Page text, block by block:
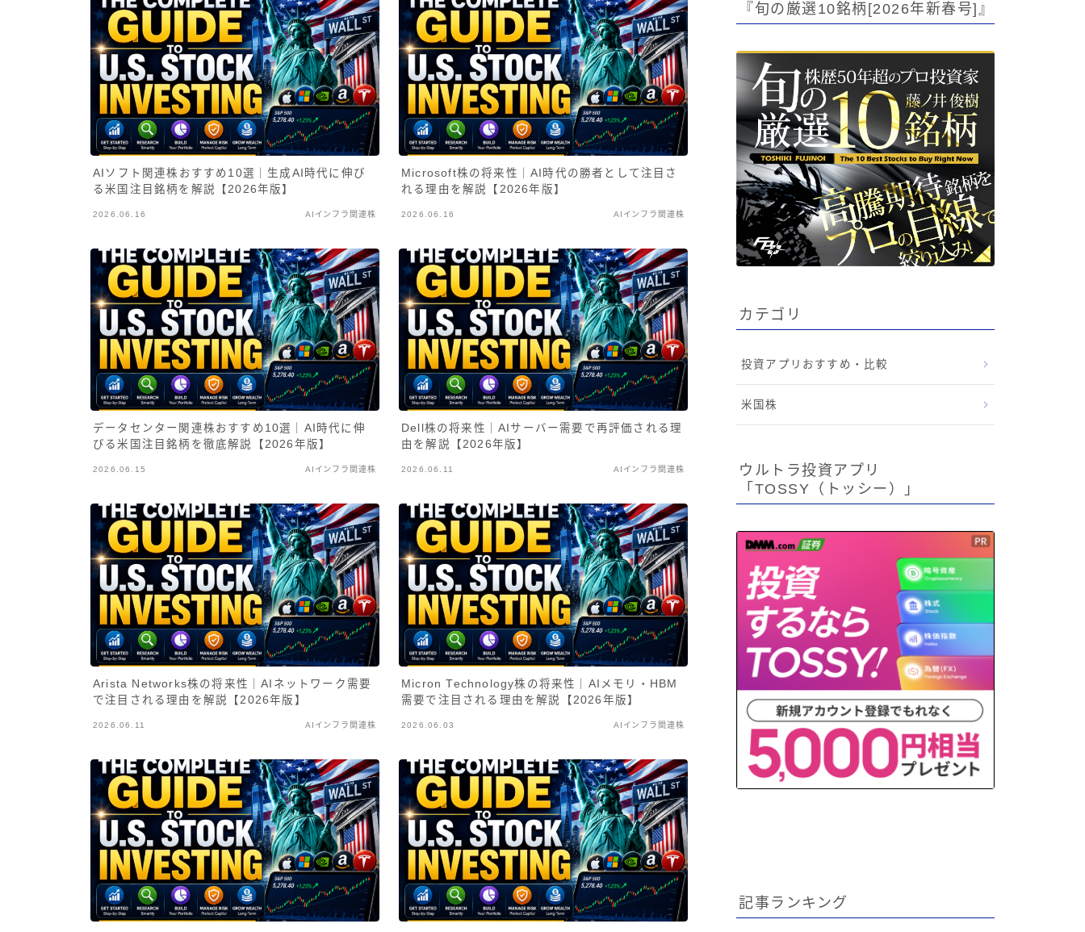
AIソフト関連株おすすめ10選｜生成AI時代に伸び
る米国注目銘柄を解説【2026年版】
2026.06.16 AIインフラ関連株
Microsoft株の将来性｜AI時代の勝者として注目さ
れる理由を解説【2026年版】
2026.06.16 AIインフラ関連株
データセンター関連株おすすめ10選｜AI時代に伸
びる米国注目銘柄を徹底解説【2026年版】
2026.06.15 AIインフラ関連株
Dell株の将来性｜AIサーバー需要で再評価される理
由を解説【2026年版】
2026.06.11 AIインフラ関連株
Arista Networks株の将来性｜AIネットワーク需要
で注目される理由を解説【2026年版】
2026.06.11 AIインフラ関連株
Micron Technology株の将来性｜AIメモリ・HBM
需要で注目される理由を解説【2026年版】
2026.06.03 AIインフラ関連株
『旬の厳選10銘柄[2026年新春号]』
カテゴリ
投資アプリおすすめ・比較
米国株
ウルトラ投資アプリ
「TOSSY（トッシー）」
記事ランキング